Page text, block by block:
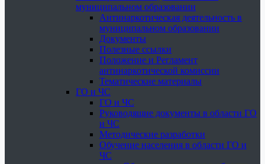
муниципальном образовании
Антинаркотическая деятельность в
муниципальном образовании
Документы
Полезные ссылки
Положение и Регламент
антинаркотической комиссии
Тематические материалы
ГО и ЧС
ГО и ЧС
Руководящие документы в области ГО
и ЧС
Методические разработки
Обучение населения в области ГО и
ЧС